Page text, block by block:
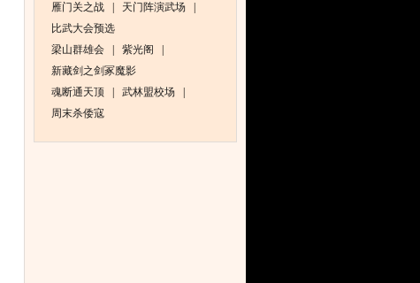
雁门关之战
天门阵演武场
比武大会预选
梁山群雄会
紫光阁
新藏剑之剑冢魔影
魂断通天顶
武林盟校场
周末杀倭寇